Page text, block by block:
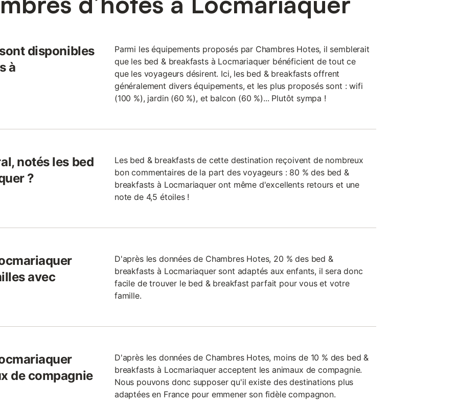
disponibles
à
Parmi les équipements proposés par Chambres Hotes, il semblerait
que les bed & breakfasts à Locmariaquer bénéficient de tout ce
que les voyageurs désirent. Ici, les bed & breakfasts offrent
généralement divers équipements, et les plus proposés sont : wifi
(100 %), jardin (60 %), et balcon (60 %)... Plutôt sympa !
notés les bed
?
Les bed & breakfasts de cette destination reçoivent de nombreux
bon commentaires de la part des voyageurs : 80 % des bed &
breakfasts à Locmariaquer ont même d'excellents retours et une
note de 4,5 étoiles !
avec
D'après les données de Chambres Hotes, 20 % des bed &
breakfasts à Locmariaquer sont adaptés aux enfants, il sera donc
facile de trouver le bed & breakfast parfait pour vous et votre
famille.
de compagnie
D'après les données de Chambres Hotes, moins de 10 % des bed &
breakfasts à Locmariaquer acceptent les animaux de compagnie.
Nous pouvons donc supposer qu'il existe des destinations plus
adaptées en France pour emmener son fidèle compagnon.